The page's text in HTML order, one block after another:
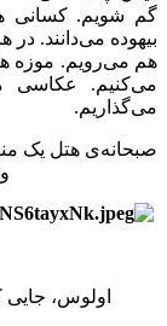
گم شویم. کسانی
بیهوده می‌دانند.
هم می‌رویم. موزه
می‌کنیم. عکاسی
می‌گذاریم.
صبحانه‌ی هتل یک
اولوس،